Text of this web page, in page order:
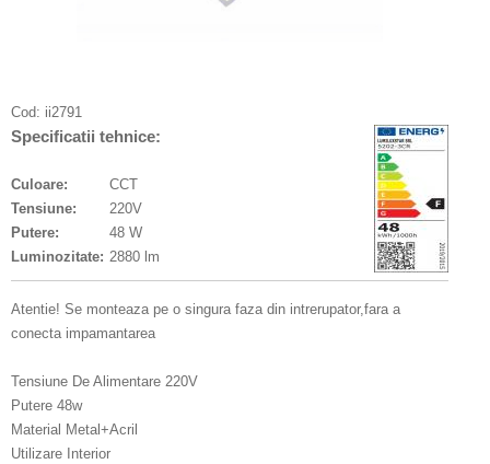
Cod: ii2791
Specificatii tehnice:
Culoare:
CCT
Tensiune:
220V
Putere:
48 W
Luminozitate: 2880 lm
Atentie! Se monteaza pe o singura faza din intrerupator,fara a
conecta impamantarea
Tensiune De Alimentare 220V
Putere 48w
Material Metal+Acril
Utilizare Interior